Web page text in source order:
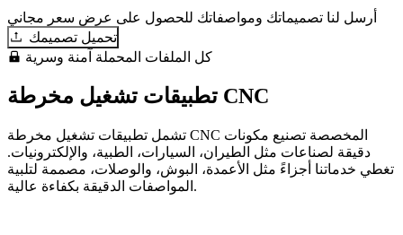
أرسل لنا تصميماتك ومواصفاتك للحصول على عرض سعر مجاني
تحميل تصميمك
كل الملفات المحملة آمنة وسرية
تطبيقات تشغيل مخرطة CNC
تشمل تطبيقات تشغيل مخرطة CNC المخصصة تصنيع مكونات
دقيقة لصناعات مثل الطيران، السيارات، الطبية، والإلكترونيات.
تغطي خدماتنا أجزاءً مثل الأعمدة، البوش، والوصلات، مصممة لتلبية
المواصفات الدقيقة بكفاءة عالية.